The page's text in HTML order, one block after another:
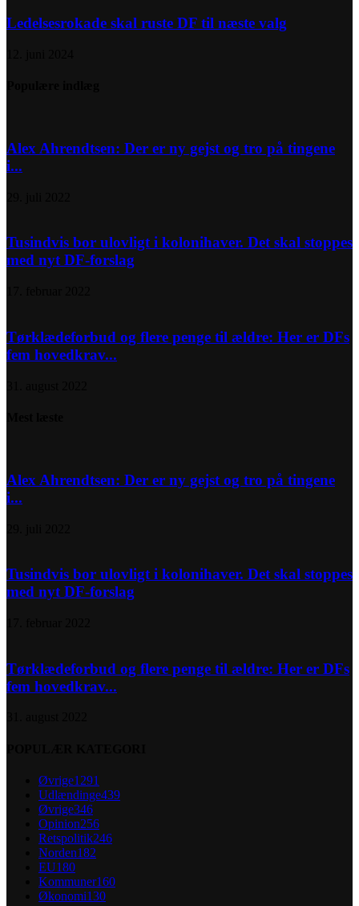
Ledelsesrokade skal ruste DF til næste valg
Alex Ahrendtsen: Der er ny gejst og tro på tingene
i...
Tusindvis bor ulovligt i kolonihaver. Det skal stoppes
med nyt DF-forslag
Tørklædeforbud og flere penge til ældre: Her er DFs
fem hovedkrav...
Alex Ahrendtsen: Der er ny gejst og tro på tingene
i...
Tusindvis bor ulovligt i kolonihaver. Det skal stoppes
med nyt DF-forslag
Tørklædeforbud og flere penge til ældre: Her er DFs
fem hovedkrav...
Øvrige1291
Udlændinge439
Øvrige346
Opinion256
Retspolitik246
Norden182
EU180
Kommuner160
Økonomi130